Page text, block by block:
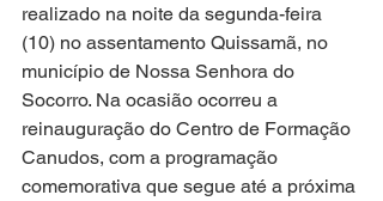
realizado na noite da segunda-feira
(10) no assentamento Quissamã, no
município de Nossa Senhora do
Socorro. Na ocasião ocorreu a
reinauguração do Centro de Formação
Canudos, com a programação
comemorativa que segue até a próxima